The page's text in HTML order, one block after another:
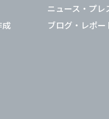
成
ニュース・プレ
ブログ・レポー